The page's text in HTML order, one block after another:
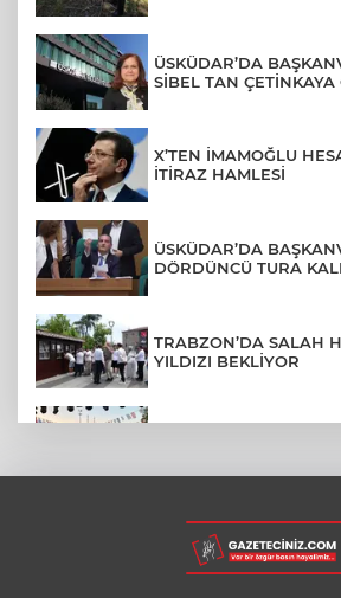
ÜSKÜDAR’DA
SİBEL TAN ÇETİNKAYA
X’TEN İMAMOĞLU
İTİRAZ HAMLESİ
ÜSKÜDAR’DA
DÖRDÜNCÜ TURA
TRABZON’DA SALAH
YILDIZI BEKLİYOR
LGS YERLEŞTİRME
AÇIKLANDI! İŞTE TÜM